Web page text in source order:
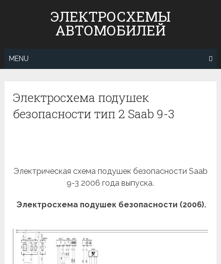
ЭЛЕКТРОСХЕМЫ
АВТОМОБИЛЕЙ
MENU
Электросхема подушек
безопасности тип 2 Saab 9-3
Электрическая схема подушек безопасности Saab
9-3 2006 года выпуска.
Электросхема подушек безопасности (2006).